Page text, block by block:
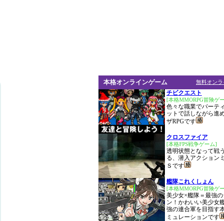
無料オン
本格オンラインゲーム
チビクエスト
[本格MMORPG冒険ゲ
色々な職業でパーテ
ットで話しながら進
ザRPGです
クロスファイア
[本格FPS戦争ゲーム]
透明状態となって戦
る、潜入アクション
Ｓです
艦隊これくしょん
[本格MMORPG冒険ゲ
美少女×艦隊＝最強
ン！かわいい美少女
強の連合軍を目指す
ミュレーションです